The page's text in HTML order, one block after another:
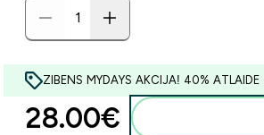
ZIBENS MYDAYS AKCIJA! 40% ATLAIDE |
28.00€‎